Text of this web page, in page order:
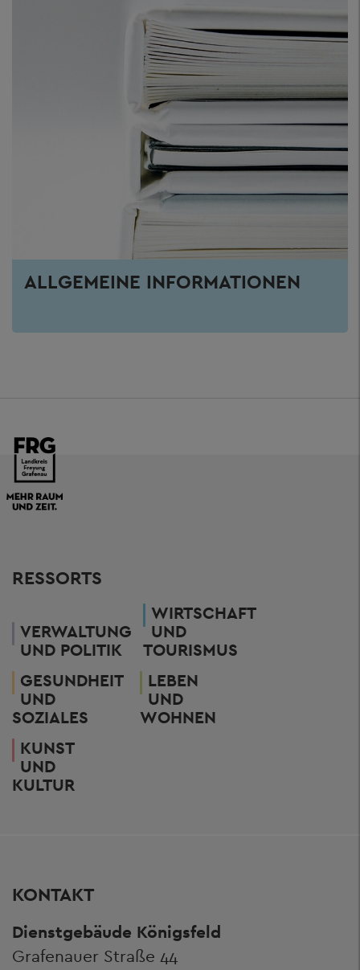
ALLGEMEINE INFORMATIONEN
RESSORTS
VERWALTUNG
UND POLITIK
WIRTSCHAFT
UND
TOURISMUS
GESUNDHEIT
UND
SOZIALES
LEBEN
UND
WOHNEN
KUNST
UND
KULTUR
KONTAKT
Dienstgebäude Königsfeld
Grafenauer Straße 44